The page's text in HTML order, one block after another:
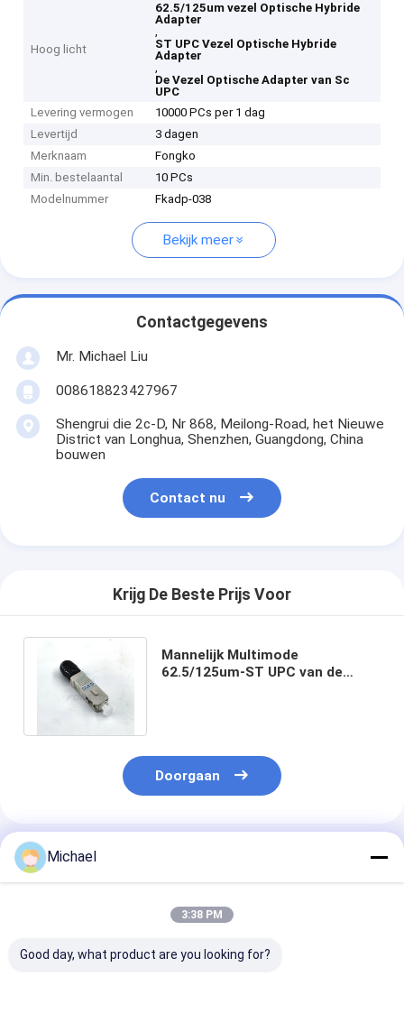
Hoog licht
62.5/125um vezel Optische Hybride
Adapter
,
ST UPC Vezel Optische Hybride
Adapter
,
De Vezel Optische Adapter van Sc
UPC
Levering vermogen
10000 PCs per 1 dag
Levertijd
3 dagen
Merknaam
Fongko
Min. bestelaantal
10 PCs
Modelnummer
Fkadp-038
Bekijk meer
Contactgegevens
Mr. Michael Liu
008618823427967
Shengrui die 2c-D, Nr 868, Meilong-Road, het Nieuwe
District van Longhua, Shenzhen, Guangdong, China
bouwen
Contact nu
Krijg De Beste Prijs Voor
Mannelijk Multimode
62.5/125um-ST UPC van de
Doorgaan
Geadviseerde Producten
Michael
3:38 PM
Good day, what product are you looking for?